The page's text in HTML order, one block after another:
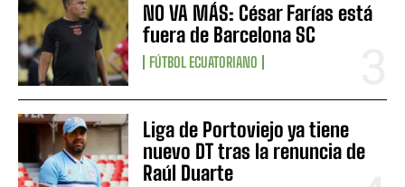
NO VA MÁS: César Farías está
fuera de Barcelona SC
FÚTBOL ECUATORIANO
Liga de Portoviejo ya tiene
nuevo DT tras la renuncia de
Raúl Duarte